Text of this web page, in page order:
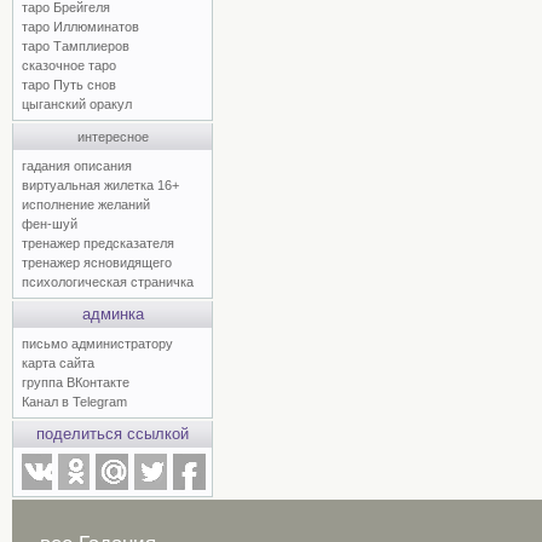
таро Брейгеля
таро Иллюминатов
таро Тамплиеров
сказочное таро
таро Путь снов
цыганский оракул
интересное
гадания описания
виртуальная жилетка 16+
исполнение желаний
фен-шуй
тренажер предсказателя
тренажер ясновидящего
психологическая страничка
админка
письмо администратору
карта сайта
группа ВКонтакте
Канал в Telegram
поделиться ссылкой